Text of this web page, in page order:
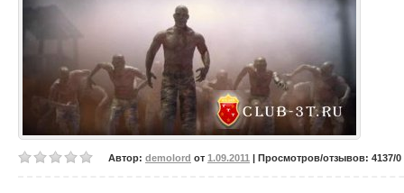
Автор: demolord от 1.09.2011 | Просмотров/отзывов: 4137/0